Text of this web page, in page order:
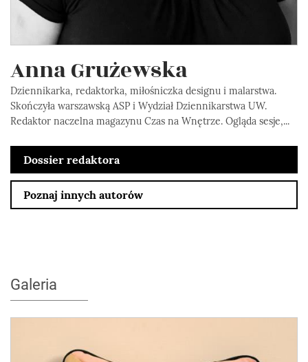
Anna Grużewska
Dziennikarka, redaktorka, miłośniczka designu i malarstwa.
Skończyła warszawską ASP i Wydział Dziennikarstwa UW.
Redaktor naczelna magazynu Czas na Wnętrze. Ogląda sesje,...
Dossier redaktora
Poznaj innych autorów
Galeria